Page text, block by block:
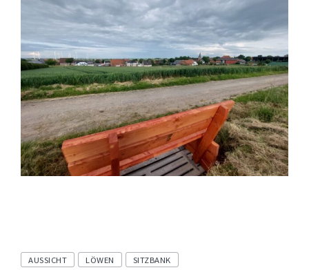
Tags
AUSSICHT LÖWEN SITZBANK